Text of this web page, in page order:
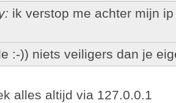
ik verstop me achter mijn
:-)) niets veiligers dan je
alles altijd via 127.0.0.1